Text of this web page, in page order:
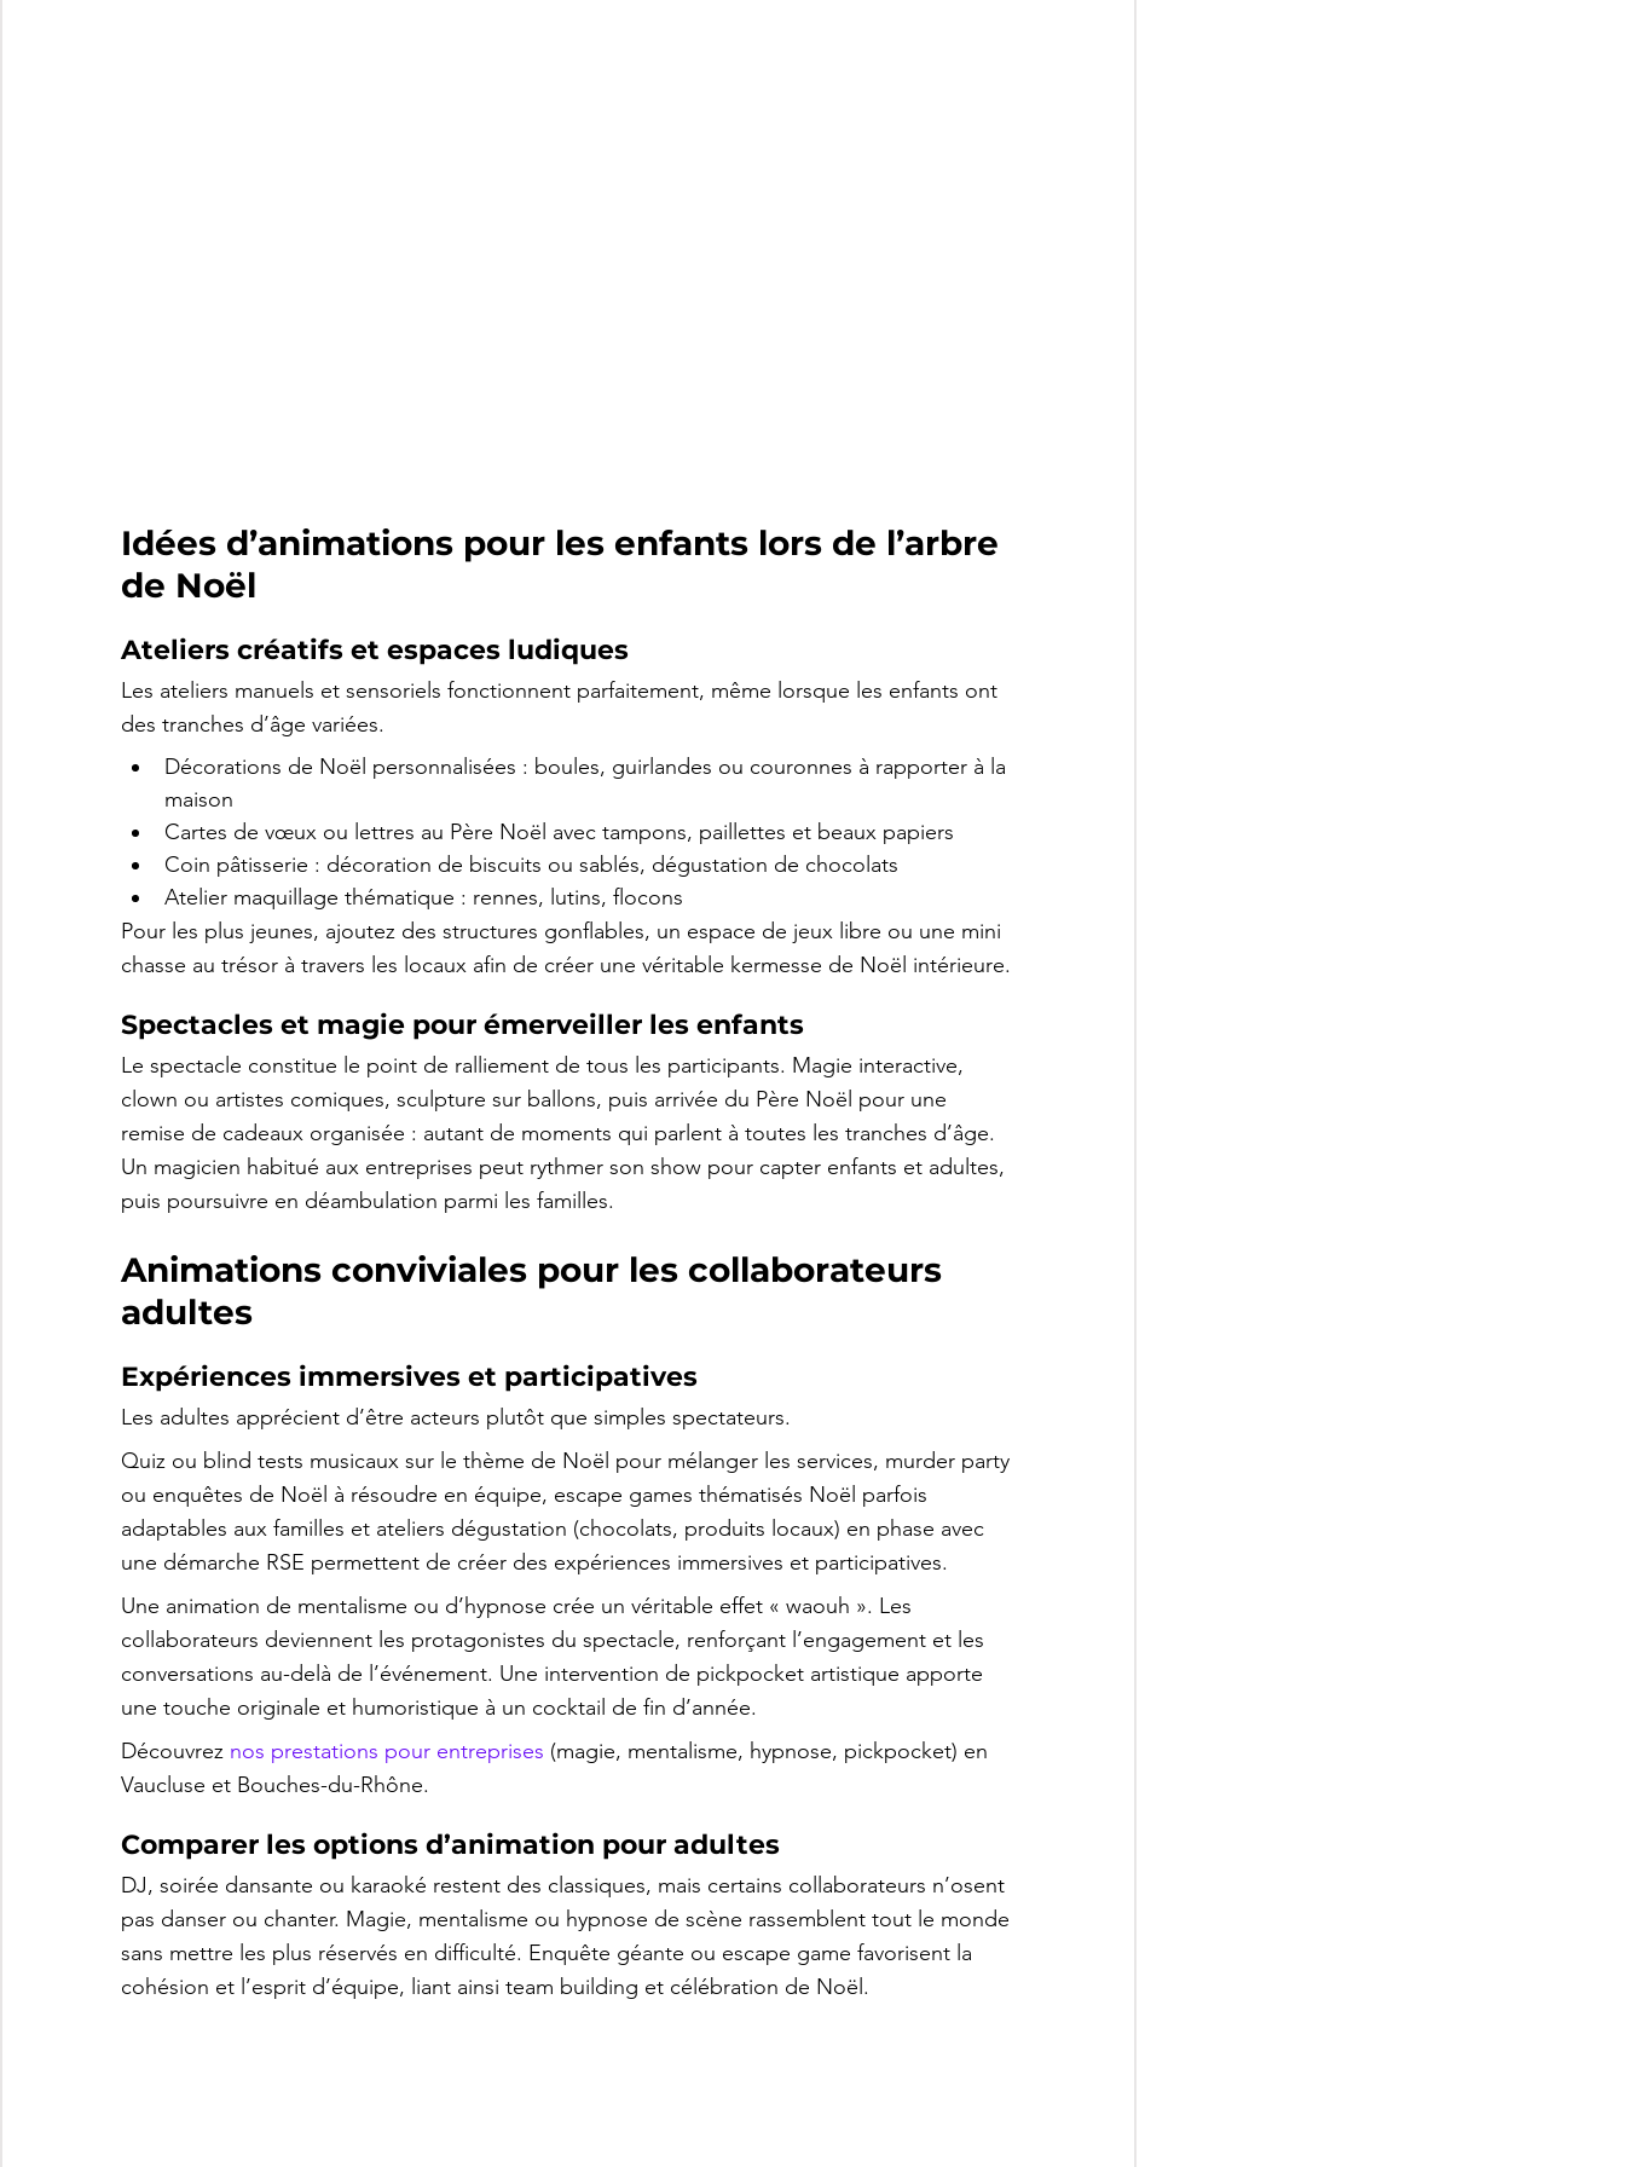
Idées d’animations pour les enfants lors de l’arbre
de Noël
Ateliers créatifs et espaces ludiques
Les ateliers manuels et sensoriels fonctionnent parfaitement, même lorsque les enfants ont
des tranches d’âge variées.
Décorations de Noël personnalisées : boules, guirlandes ou couronnes à rapporter à la
maison
Cartes de vœux ou lettres au Père Noël avec tampons, paillettes et beaux papiers
Coin pâtisserie : décoration de biscuits ou sablés, dégustation de chocolats
Atelier maquillage thématique : rennes, lutins, flocons
Pour les plus jeunes, ajoutez des structures gonflables, un espace de jeux libre ou une mini
chasse au trésor à travers les locaux afin de créer une véritable kermesse de Noël intérieure.
Spectacles et magie pour émerveiller les enfants
Le spectacle constitue le point de ralliement de tous les participants. Magie interactive,
clown ou artistes comiques, sculpture sur ballons, puis arrivée du Père Noël pour une
remise de cadeaux organisée : autant de moments qui parlent à toutes les tranches d’âge.
Un magicien habitué aux entreprises peut rythmer son show pour capter enfants et adultes,
puis poursuivre en déambulation parmi les familles.
Animations conviviales pour les collaborateurs
adultes
Expériences immersives et participatives
Les adultes apprécient d’être acteurs plutôt que simples spectateurs.
Quiz ou blind tests musicaux sur le thème de Noël pour mélanger les services, murder party
ou enquêtes de Noël à résoudre en équipe, escape games thématisés Noël parfois
adaptables aux familles et ateliers dégustation (chocolats, produits locaux) en phase avec
une démarche RSE permettent de créer des expériences immersives et participatives.
Une animation de mentalisme ou d’hypnose crée un véritable effet « waouh ». Les
collaborateurs deviennent les protagonistes du spectacle, renforçant l’engagement et les
conversations au-delà de l’événement. Une intervention de pickpocket artistique apporte
une touche originale et humoristique à un cocktail de fin d’année.
Découvrez nos prestations pour entreprises (magie, mentalisme, hypnose, pickpocket) en
Vaucluse et Bouches-du-Rhône.
Comparer les options d’animation pour adultes
DJ, soirée dansante ou karaoké restent des classiques, mais certains collaborateurs n’osent
pas danser ou chanter. Magie, mentalisme ou hypnose de scène rassemblent tout le monde
sans mettre les plus réservés en difficulté. Enquête géante ou escape game favorisent la
cohésion et l’esprit d’équipe, liant ainsi team building et célébration de Noël.